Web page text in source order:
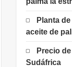
Planta
aceite de
Precio
Sudáfrica